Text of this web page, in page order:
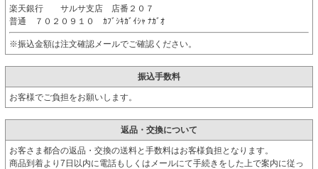
楽天銀行 サルサ支店 店番２０７
普通 ７０２０９１０ ｶﾌﾞｼｷｶﾞｲｼｬ ﾅｶﾞｵ
※振込金額は注文確認メールでご確認ください。
振込手数料
お客様でご負担をお願いします。
返品・交換について
お客さま都合の返品・交換の送料と手数料はお客様負担となります。
商品到着より7日以内に電話もしくはメールにて手続きをした上で案内に従っ